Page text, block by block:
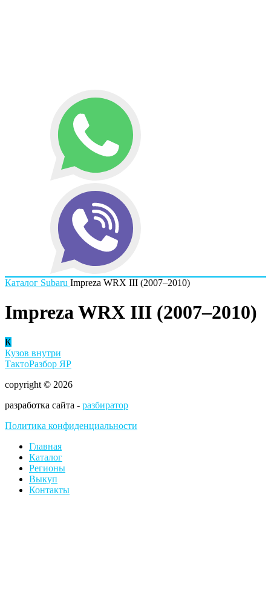
Каталог Subaru Impreza WRX III (2007–2010)
Impreza WRX III (2007–2010)
К
Кузов внутри
ТактоРазбор ЯР
copyright © 2026
разработка сайта - разбиратор
Политика конфиденциальности
Главная
Каталог
Регионы
Выкуп
Контакты